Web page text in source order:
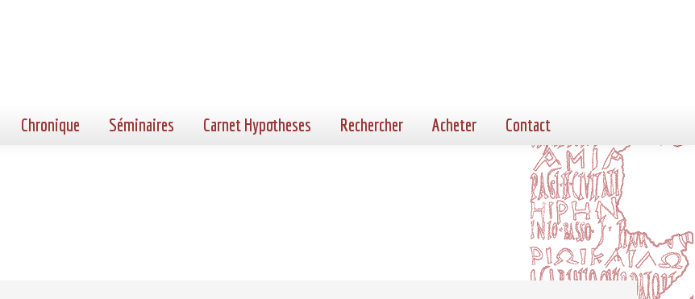
Chronique Séminaires Carnet Hypotheses Rechercher Acheter Contact